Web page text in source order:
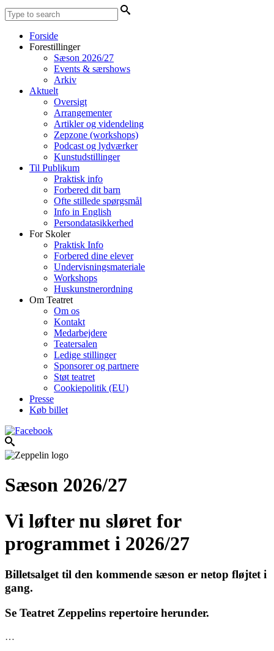
Forside
Forestillinger
Sæson 2026/27
Events & særshows
Arkiv
Aktuelt
Oversigt
Arrangementer
Artikler og videndeling
Zepzone (workshops)
Podcast og lydværker
Kunstudstillinger
Til Publikum
Praktisk info
Forbered dit barn
Ofte stillede spørgsmål
Info in English
Persondatasikkerhed
For Skoler
Praktisk Info
Forbered dine elever
Undervisningsmateriale
Workshops
Huskunstnerordning
Om Teatret
Om os
Kontakt
Medarbejdere
Teatersalen
Ledige stillinger
Sponsorer og partnere
Støt teatret
Cookiepolitik (EU)
Presse
Køb billet
Sæson 2026/27
Vi løfter nu sløret for
programmet i 2026/27
Billetsalget til den kommende sæson er netop fløjtet i
gang.
Se Teatret Zeppelins repertoire herunder.
…